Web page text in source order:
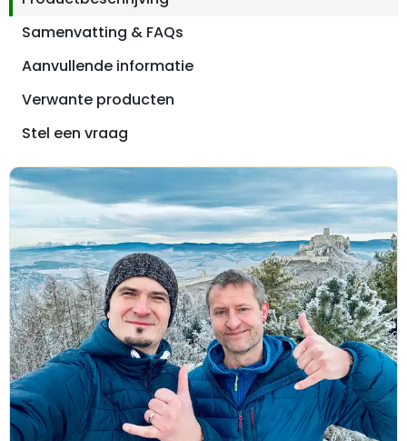
Samenvatting & FAQs
Aanvullende informatie
Verwante producten
Stel een vraag